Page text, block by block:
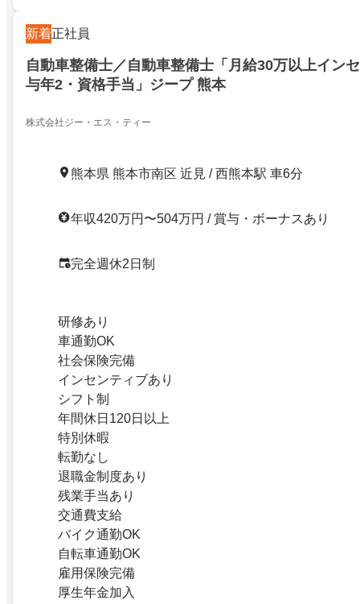
新着正社員
自動車整備士／自動車整備士「月給30万以上イン
与年2・資格手当」ジープ 熊本
株式会社ジー・エス・ティー
熊本県 熊本市南区 近見 / 西熊本駅 車6分
年収420万円〜504万円 / 賞与・ボーナスあり
完全週休2日制
研修あり
車通勤OK
社会保険完備
インセンティブあり
シフト制
年間休日120日以上
特別休暇
転勤なし
退職金制度あり
残業手当あり
交通費支給
バイク通勤OK
自転車通勤OK
雇用保険完備
厚生年金加入